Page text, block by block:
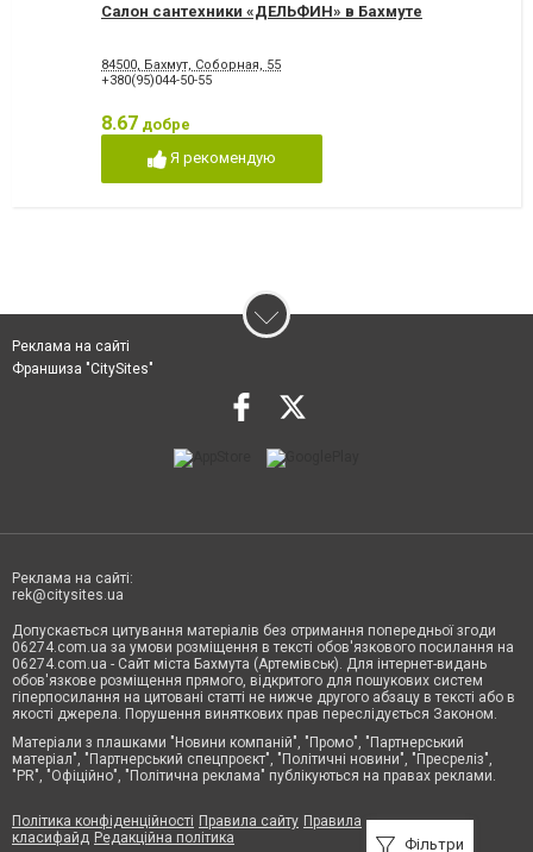
Салон сантехники «ДЕЛЬФИН» в Бахмуте
84500, Бахмут, Соборная, 55
+380(95)044-50-55
8.67 добре
Я рекомендую
Фільтри
Реклама на сайті
Франшиза "CitySites"
Реклама на сайті:
rek@citysites.ua
Допускається цитування матеріалів без отримання попередньої згоди
06274.com.ua за умови розміщення в тексті обов'язкового посилання на
06274.com.ua - Сайт міста Бахмута (Артемівськ). Для інтернет-видань
обов'язкове розміщення прямого, відкритого для пошукових систем
гіперпосилання на цитовані статті не нижче другого абзацу в тексті або в
якості джерела. Порушення виняткових прав переслідується Законом.
Матеріали з плашками "Новини компаній", "Промо", "Партнерський
матеріал", "Партнерський спецпроєкт", "Політичні новини", "Пресреліз",
"PR", "Офіційно", "Політична реклама" публікуються на правах реклами.
Політика конфіденційності Правила сайту Правила
класифайд Редакційна політика